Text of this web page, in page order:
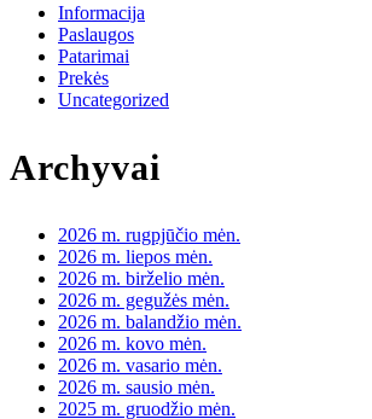
Informacija
Paslaugos
Patarimai
Prekės
Uncategorized
Archyvai
2026 m. rugpjūčio mėn.
2026 m. liepos mėn.
2026 m. birželio mėn.
2026 m. gegužės mėn.
2026 m. balandžio mėn.
2026 m. kovo mėn.
2026 m. vasario mėn.
2026 m. sausio mėn.
2025 m. gruodžio mėn.